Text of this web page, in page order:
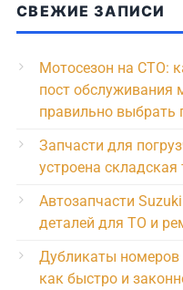
СВЕЖИЕ ЗАПИСИ
Мотосезон на СТО:
пост обслуживания
правильно выбрать
Запчасти для
устроена складская
Автозапчасти
деталей для ТО и
Дубликаты номеров
как быстро и